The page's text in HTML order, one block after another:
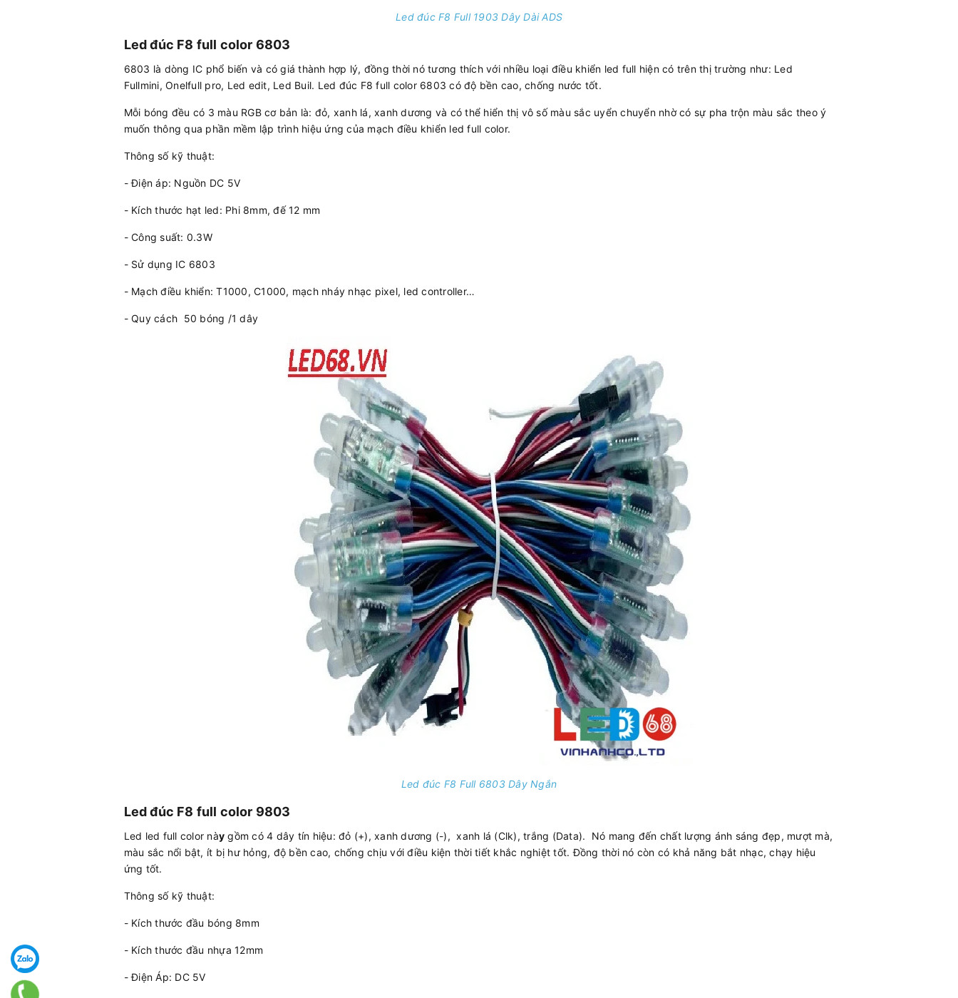
Led đúc F8 Full 1903 Dây Dài ADS
Led đúc F8 full color 6803
6803 là dòng IC phổ biến và có giá thành hợp lý, đồng thời nó tương thích với nhiều loại điều khiển led full hiện có trên thị trường như: Led
Fullmini, Onelfull pro, Led edit, Led Buil. Led đúc F8 full color 6803 có độ bền cao, chống nước tốt.
Mỗi bóng đều có 3 màu RGB cơ bản là: đỏ, xanh lá, xanh dương và có thể hiển thị vô số màu sắc uyển chuyển nhờ có sự pha trộn màu sắc theo ý
muốn thông qua phần mềm lập trình hiệu ứng của mạch điều khiển led full color.
Thông số kỹ thuật:
- Điện áp: Nguồn DC 5V
- Kích thước hạt led: Phi 8mm, đế 12 mm
- Công suất: 0.3W
- Sử dụng IC 6803
- Mạch điều khiển: T1000, C1000, mạch nháy nhạc pixel, led controller…
- Quy cách 50 bóng /1 dây
Led đúc F8 Full 6803 Dây Ngắn
Led đúc F8 full color 9803
Led led full color này gồm có 4 dây tín hiệu: đỏ (+), xanh dương (-), xanh lá (Clk), trắng (Data). Nó mang đến chất lượng ánh sáng đẹp, mượt mà,
màu sắc nổi bật, ít bị hư hỏng, độ bền cao, chống chịu với điều kiện thời tiết khắc nghiệt tốt. Đồng thời nó còn có khả năng bắt nhạc, chạy hiệu
ứng tốt.
Thông số kỹ thuật:
- Kích thước đầu bóng 8mm
- Kích thước đầu nhựa 12mm
- Điện Áp: DC 5V